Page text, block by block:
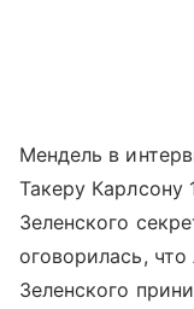
Мендель в
Такеру Карлсону
Зеленского
оговорилась,
Зеленского